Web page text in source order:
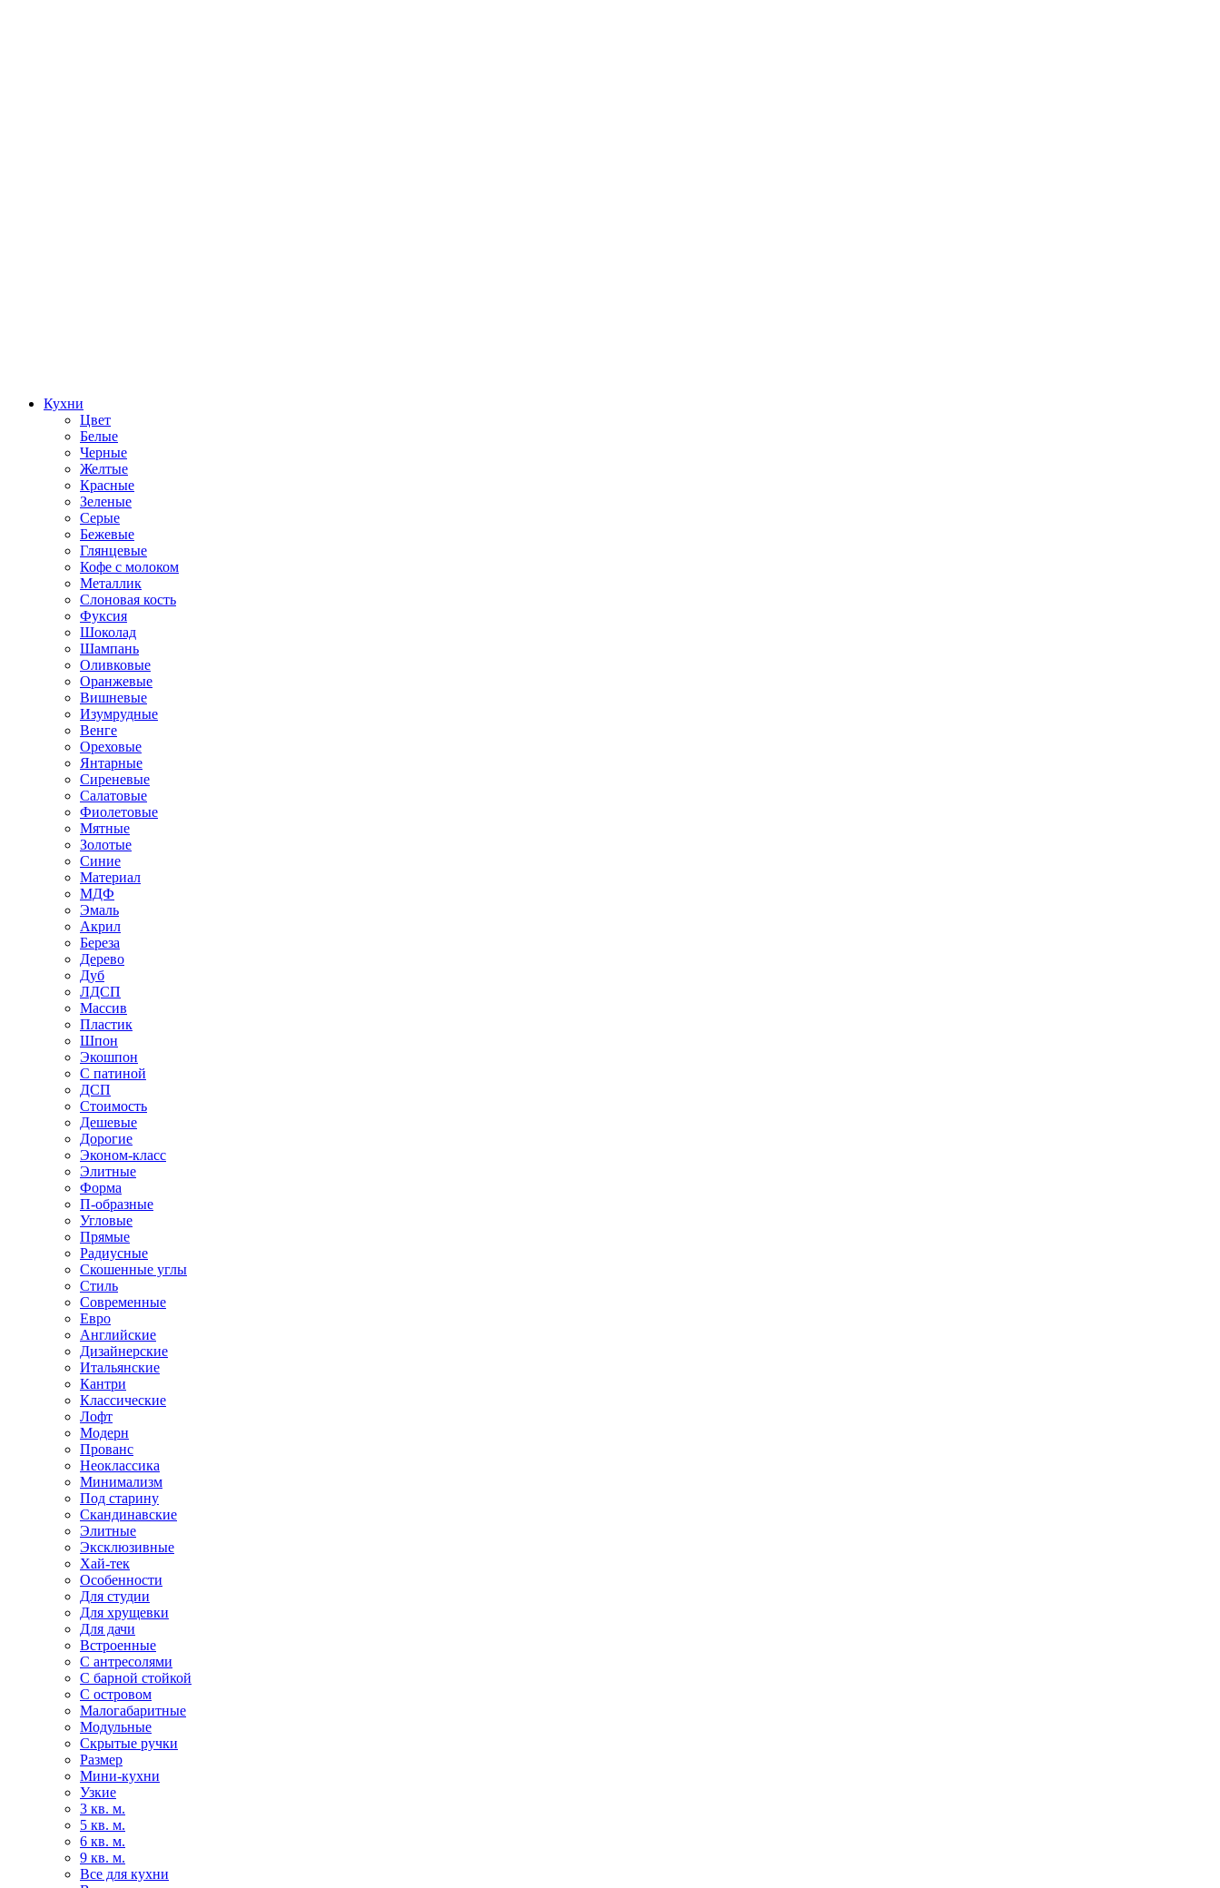
Кухни
Цвет
Белые
Черные
Желтые
Красные
Зеленые
Серые
Бежевые
Глянцевые
Кофе с молоком
Металлик
Слоновая кость
Фуксия
Шоколад
Шампань
Оливковые
Оранжевые
Вишневые
Изумрудные
Венге
Ореховые
Янтарные
Сиреневые
Салатовые
Фиолетовые
Мятные
Золотые
Синие
Материал
МДФ
Эмаль
Акрил
Береза
Дерево
Дуб
ЛДСП
Массив
Пластик
Шпон
Экошпон
С патиной
ДСП
Стоимость
Дешевые
Дорогие
Эконом-класс
Элитные
Форма
П-образные
Угловые
Прямые
Радиусные
Скошенные углы
Стиль
Современные
Евро
Английские
Дизайнерские
Итальянские
Кантри
Классические
Лофт
Модерн
Прованс
Неоклассика
Минимализм
Под старину
Скандинавские
Элитные
Эксклюзивные
Хай-тек
Особенности
Для студии
Для хрущевки
Для дачи
Встроенные
С антресолями
С барной стойкой
С островом
Малогабаритные
Модульные
Скрытые ручки
Размер
Мини-кухни
Узкие
3 кв. м.
5 кв. м.
6 кв. м.
9 кв. м.
Все для кухни